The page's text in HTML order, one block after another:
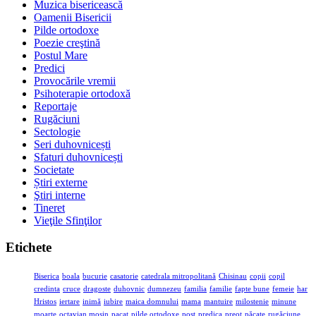
Muzica bisericească
Oamenii Bisericii
Pilde ortodoxe
Poezie creştină
Postul Mare
Predici
Provocările vremii
Psihoterapie ortodoxă
Reportaje
Rugăciuni
Sectologie
Seri duhovnicești
Sfaturi duhovnicești
Societate
Știri externe
Ştiri interne
Tineret
Vieţile Sfinţilor
Etichete
Biserica boala bucurie casatorie catedrala mitropolitană Chisinau copii copil
credinta cruce dragoste duhovnic dumnezeu familia familie fapte bune femeie har
Hristos iertare inimă iubire maica domnului mama mantuire milostenie minune
moarte octavian mosin pacat pilde ortodoxe post predica preot păcate rugăciune